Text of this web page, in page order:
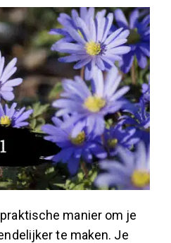
manier om je
te maken. Je